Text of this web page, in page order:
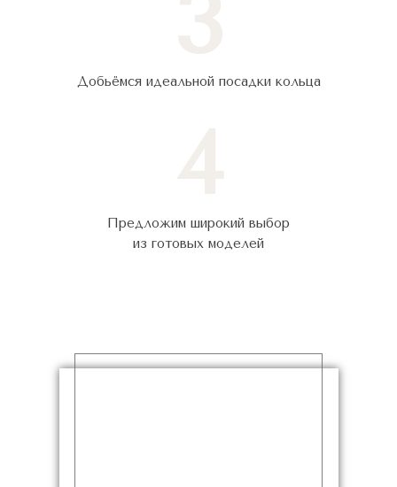
Добьёмся идеальной посадки кольца
Предложим широкий выбор
из готовых моделей